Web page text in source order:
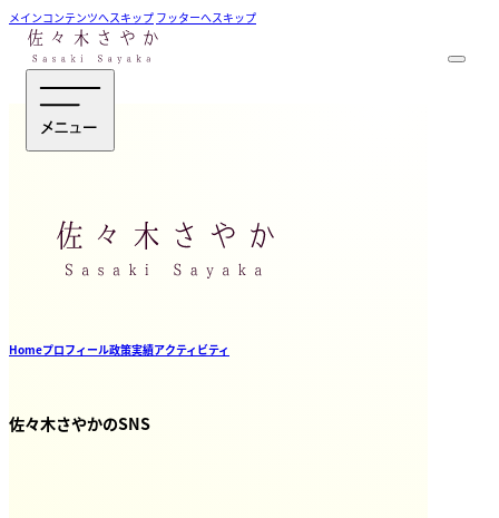
メインコンテンツへスキップ フッターへスキップ
Homeプロフィール政策実績アクティビティ
佐々木さやかのSNS